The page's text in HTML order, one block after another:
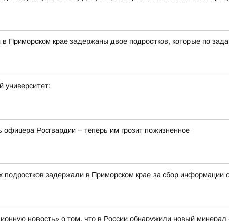
крае задержаны двое подростков, которые по
университет:
офицера Росгвардии – теперь им грозит пожизненное
подростков задержали в Приморском крае за сбор
новость» о том, что в России обнаружили новый